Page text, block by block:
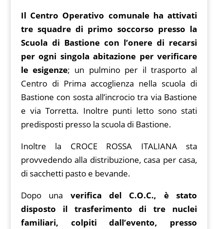
Il Centro Operativo comunale ha attivati
tre squadre di primo soccorso presso la
Scuola di Bastione con l’onere di recarsi
per ogni singola abitazione per verificare
le esigenze; un pulmino per il trasporto al
Centro di Prima accoglienza nella scuola di
Bastione con sosta all’incrocio tra via Bastione
e via Torretta. Inoltre punti letto sono stati
predisposti presso la scuola di Bastione.
Inoltre la CROCE ROSSA ITALIANA sta
provvedendo alla distribuzione, casa per casa,
di sacchetti pasto e bevande.
Dopo una verifica del C.O.C., è stato
disposto il trasferimento di tre nuclei
familiari, colpiti dall’evento, presso